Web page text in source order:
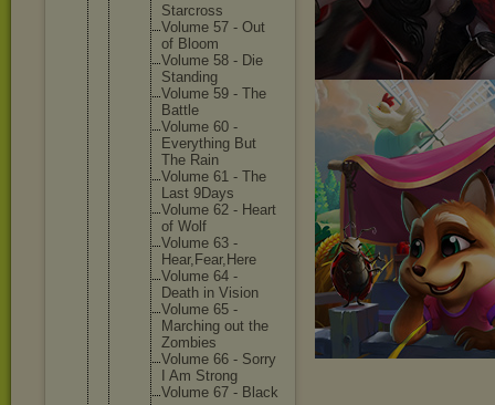
Starcross
Volume 57 - Out
of Bloom
Volume 58 - Die
Standing
Volume 59 - The
Battle
Volume 60 -
Everything But
The Rain
Volume 61 - The
Last 9Days
Volume 62 - Heart
of Wolf
Volume 63 -
Hear,Fear,Here
Volume 64 -
Death in Vision
Volume 65 -
Marching out the
Zombies
Volume 66 - Sorry
I Am Strong
Volume 67 - Black